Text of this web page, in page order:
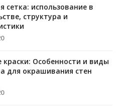
сетка: использование в
структура и
Особенности и виды
для окрашивания стен